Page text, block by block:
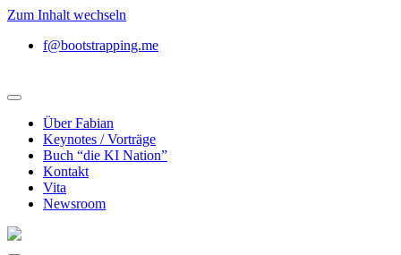
Zum Inhalt wechseln
f@bootstrapping.me
Über Fabian
Keynotes / Vorträge
Buch “die KI Nation”
Kontakt
Vita
Newsroom